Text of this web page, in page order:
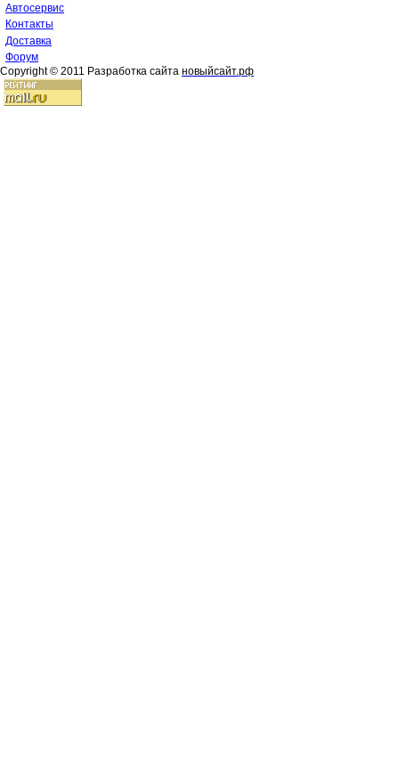
Автосервис
Контакты
Доставка
Форум
Copyright © 2011 Разработка сайта новыйсайт.рф